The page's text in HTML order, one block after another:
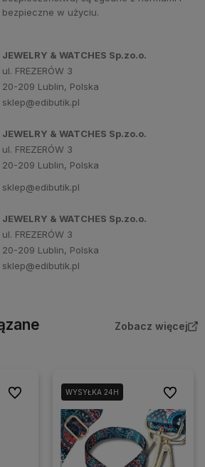
bezpieczne w użyciu.
JEWELRY & WATCHES Sp.zo.o.
ul. FREZERÓW 3
20-209 Lublin, Polska
sklep@edibutik.pl
JEWELRY & WATCHES Sp.zo.o.
ul. FREZERÓW 3
20-209 Lublin, Polska
sklep@edibutik.pl
JEWELRY & WATCHES Sp.zo.o.
ul. FREZERÓW 3
20-209 Lublin, Polska
sklep@edibutik.pl
Zobacz więcej
Do ulubionychWYSYŁKA 24H Do